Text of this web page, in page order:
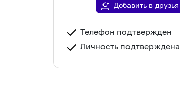
Добавить в друзья
Телефон подтвержден
Личность подтверждена